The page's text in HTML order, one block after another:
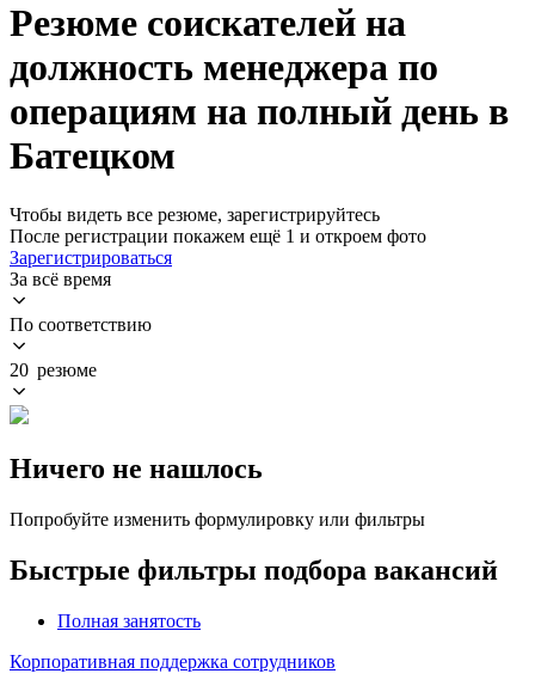
Резюме соискателей на
должность менеджера по
операциям на полный день в
Батецком
Чтобы видеть все резюме, зарегистрируйтесь
После регистрации покажем ещё 1 и откроем фото
Зарегистрироваться
За всё время
По соответствию
20 резюме
Ничего не нашлось
Попробуйте изменить формулировку или фильтры
Быстрые фильтры подбора вакансий
Полная занятость
Корпоративная поддержка сотрудников